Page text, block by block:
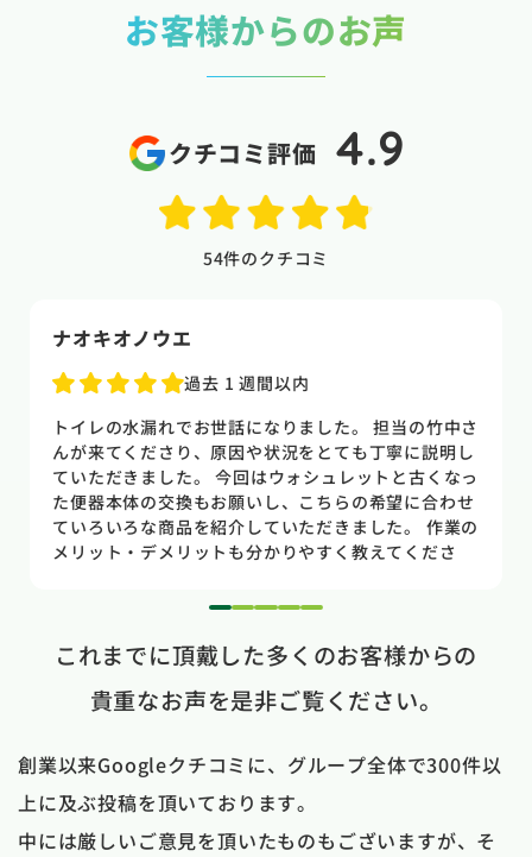
お客様からのお声
クチコミ評価 4.9
54件のクチコミ
naoki higasi
1 か月前
トイレの水漏れがあり来ていただきました。水漏れ箇
所もすぐに判明しました。10数年使用していた一体型
のトイレだった為使いやすさ等しっかりと説明してい
ただき交換する事になりました。正直痛い出費でした
が発見が早かったので壁や床の工事を考えるとまだ費
用は抑えれました。今回担当して頂いた竹中さんは人
た。 今回は2階のトイレでしたが、1階のトイレも修
た。
1 2 3 4 5
これまでに頂戴した多くのお客様からの
貴重なお声を是非ご覧ください。
創業以来Googleクチコミに、グループ全体で300件以
上に及ぶ投稿を頂いております。
中には厳しいご意見を頂いたものもございますが、そ